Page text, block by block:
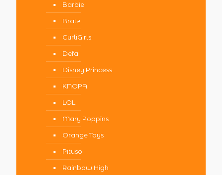
Barbie
Bratz
CurliGirls
Defa
Disney Princess
KNOPA
LOL
Mary Poppins
Orange Toys
Pituso
Rainbow High